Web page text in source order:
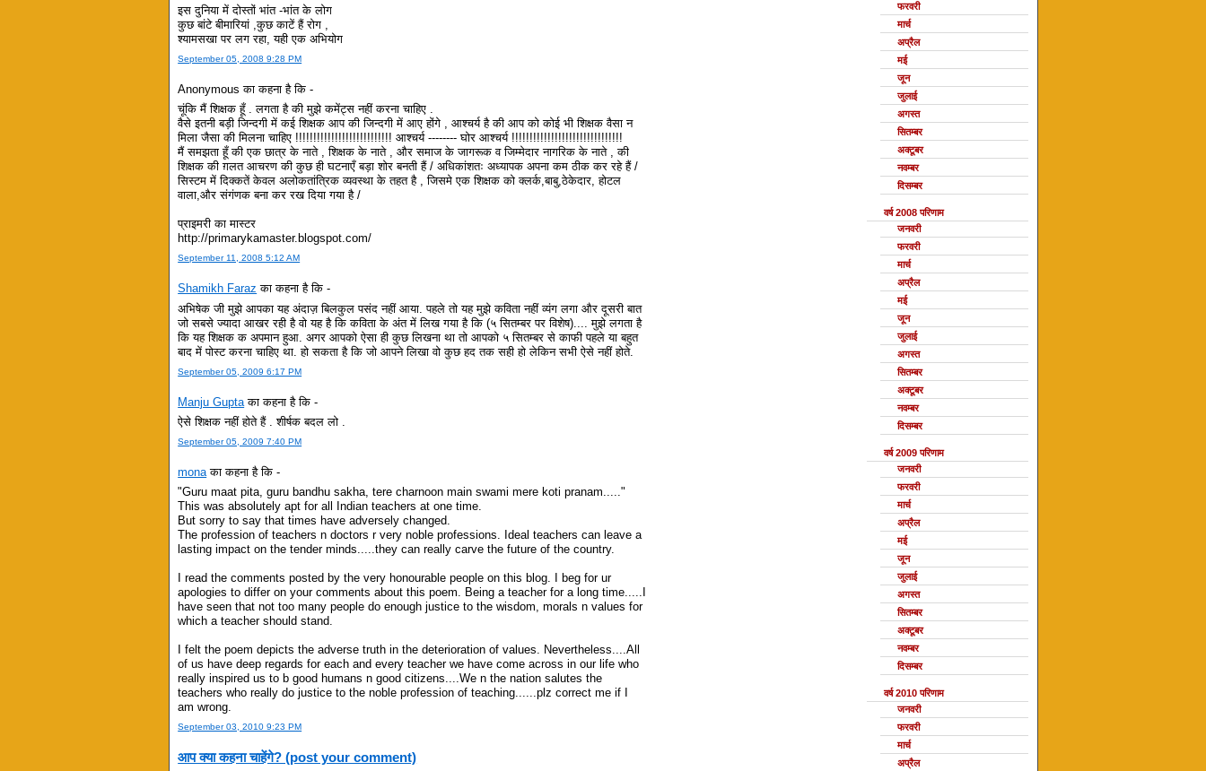
इस दुनिया में दोस्तों भांत -भांत के लोग
कुछ बांटे बीमारियां ,कुछ काटें हैं रोग ,
श्यामसखा पर लग रहा, यही एक अभियोग
September 05, 2008 9:28 PM
Anonymous का कहना है कि -
चूंकि मैं शिक्षक हूँ . लगता है की मुझे कमेंट्स नहीं करना चाहिए .
वैसे इतनी बड़ी जिन्दगी में कई शिक्षक आप की जिन्दगी में आए होंगे , आश्चर्य है की आप को कोई भी शिक्षक वैसा न
मिला जैसा की मिलना चाहिए !!!!!!!!!!!!!!!!!!!!!!!!!!! आश्चर्य -------- घोर आश्चर्य !!!!!!!!!!!!!!!!!!!!!!!!!!!!!!!
मैं समझता हूँ की एक छात्र के नाते , शिक्षक के नाते , और समाज के जागरूक व जिम्मेदार नागरिक के नाते , की
शिक्षक की ग़लत आचरण की कुछ ही घटनाएँ बड़ा शोर बनती हैं / अधिकांशतः अध्यापक अपना कम ठीक कर रहे हैं /
सिस्टम में दिक्कतें केवल अलोकतांत्रिक व्यवस्था के तहत है , जिसमे एक शिक्षक को क्लर्क,बाबु,ठेकेदार, होटल
वाला,और संगंणक बना कर रख दिया गया है /
प्राइमरी का मास्टर
http://primarykamaster.blogspot.com/
September 11, 2008 5:12 AM
Shamikh Faraz का कहना है कि -
अभिषेक जी मुझे आपका यह अंदाज़ बिलकुल पसंद नहीं आया. पहले तो यह मुझे कविता नहीं व्यंग लगा और दूसरी बात
जो सबसे ज्यादा आखर रही है वो यह है कि कविता के अंत में लिख गया है कि (५ सितम्बर पर विशेष).... मुझे लगता है
कि यह शिक्षक क अपमान हुआ. अगर आपको ऐसा ही कुछ लिखना था तो आपको ५ सितम्बर से काफी पहले या बहुत
बाद में पोस्ट करना चाहिए था. हो सकता है कि जो आपने लिखा वो कुछ हद तक सही हो लेकिन सभी ऐसे नहीं होते.
September 05, 2009 6:17 PM
Manju Gupta का कहना है कि -
ऐसे शिक्षक नहीं होते हैं . शीर्षक बदल लो .
September 05, 2009 7:40 PM
mona का कहना है कि -
"Guru maat pita, guru bandhu sakha, tere charnoon main swami mere koti pranam....."
This was absolutely apt for all Indian teachers at one time.
But sorry to say that times have adversely changed.
The profession of teachers n doctors r very noble professions. Ideal teachers can leave a
lasting impact on the tender minds.....they can really carve the future of the country.
I read the comments posted by the very honourable people on this blog. I beg for ur
apologies to differ on your comments about this poem. Being a teacher for a long time.....I
have seen that not too many people do enough justice to the wisdom, morals n values for
which a teacher should stand.
I felt the poem depicts the adverse truth in the deterioration of values. Nevertheless....All
of us have deep regards for each and every teacher we have come across in our life who
really inspired us to b good humans n good citizens....We n the nation salutes the
teachers who really do justice to the noble profession of teaching......plz correct me if I
am wrong.
September 03, 2010 9:23 PM
आप क्या कहना चाहेंगे? (post your comment)
फरवरी
मार्च
अप्रैल
मई
जून
जुलाई
अगस्त
सितम्बर
अक्टूबर
नवम्बर
दिसम्बर
वर्ष 2008 परिणाम
जनवरी
फरवरी
मार्च
अप्रैल
मई
जून
जुलाई
अगस्त
सितम्बर
अक्टूबर
नवम्बर
दिसम्बर
वर्ष 2009 परिणाम
जनवरी
फरवरी
मार्च
अप्रैल
मई
जून
जुलाई
अगस्त
सितम्बर
अक्टूबर
नवम्बर
दिसम्बर
वर्ष 2010 परिणाम
जनवरी
फरवरी
मार्च
अप्रैल